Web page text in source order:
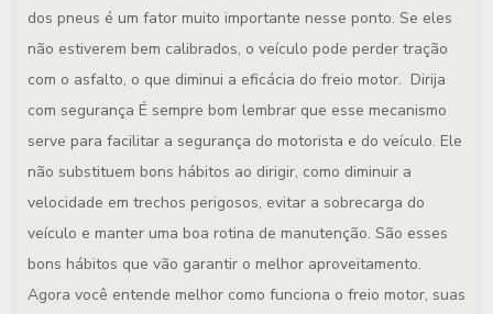
dos pneus é um fator muito importante nesse ponto. Se eles
não estiverem bem calibrados, o veículo pode perder tração
com o asfalto, o que diminui a eficácia do freio motor. Dirija
com segurança É sempre bom lembrar que esse mecanismo
serve para facilitar a segurança do motorista e do veículo. Ele
não substituem bons hábitos ao dirigir, como diminuir a
velocidade em trechos perigosos, evitar a sobrecarga do
veículo e manter uma boa rotina de manutenção. São esses
bons hábitos que vão garantir o melhor aproveitamento.
Agora você entende melhor como funciona o freio motor, suas